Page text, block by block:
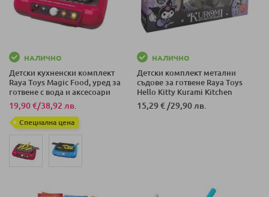
НАЛИЧНО
Детски кухненски комплект
Raya Toys Magic Food, уред за
готвене с вода и аксесоари
19,90 €/38,92 лв.
Специална цена
НАЛИЧНО
Детски комплект метални
съдове за готвене Raya Toys
Hello Kitty Kurami Kitchen
Supplies, 12 ч.
15,29 € /29,90 лв.